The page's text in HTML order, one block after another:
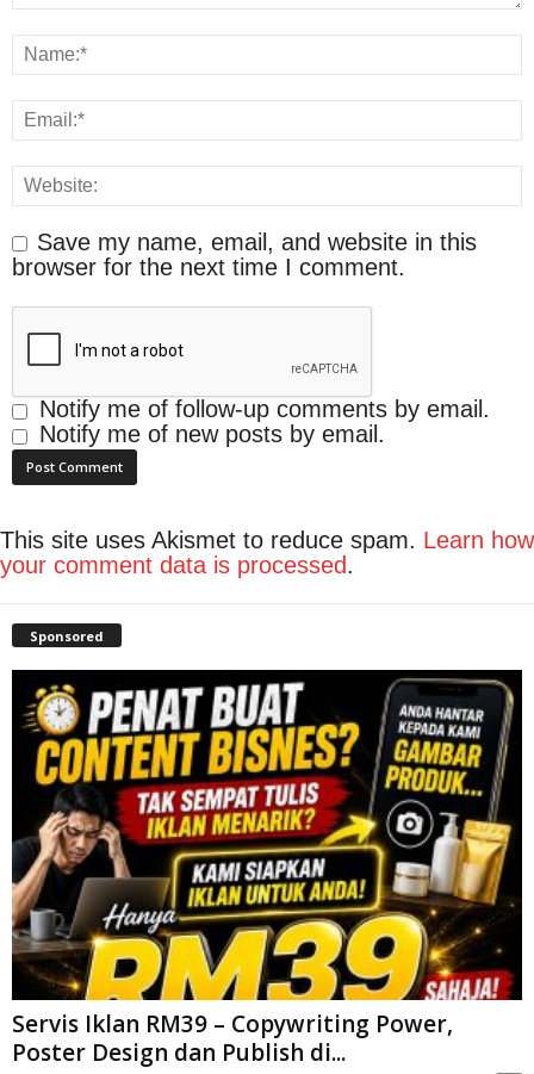
Save my name, email, and website in this
browser for the next time I comment.
Notify me of follow-up comments by email.
Notify me of new posts by email.
This site uses Akismet to reduce spam. Learn how
your comment data is processed.
Sponsored
Servis Iklan RM39 – Copywriting Power,
Poster Design dan Publish di...